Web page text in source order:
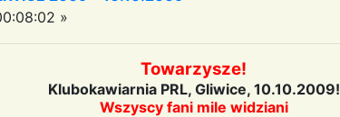
»
Towarzysze!
Klubokawiarnia PRL, Gliwice, 10.10.2009!
Wszyscy fani mile widziani